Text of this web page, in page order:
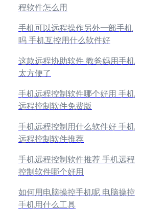
程软件怎么用
手机可以远程操作另外一部手机
吗 手机互控用什么软件好
这款远程协助软件 教爸妈用手机
太方便了
手机远程控制软件哪个好用 手机
远程控制软件免费版
手机远程控制用什么软件好 手机
远程控制软件推荐
手机远程控制软件推荐 手机远程
控制软件哪个好用
如何用电脑操控手机呢 电脑操控
手机用什么工具